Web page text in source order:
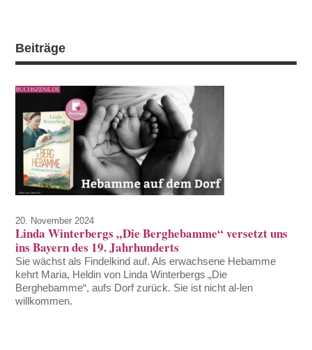
Beiträge
20. November 2024
Linda Winterbergs „Die Berghebamme“ versetzt uns
ins Bayern des 19. Jahrhunderts
Sie wächst als Findelkind auf. Als erwachsene Hebamme
kehrt Maria, Heldin von Linda Winterbergs „Die
Berghebamme“, aufs Dorf zurück. Sie ist nicht al-len
willkommen.